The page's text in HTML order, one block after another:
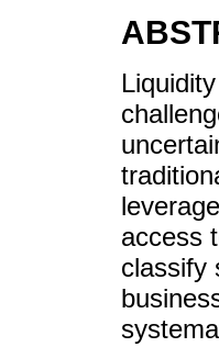
access
classify